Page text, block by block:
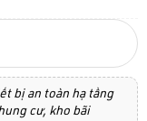
bị an toàn hạ tầng
cư, kho bãi